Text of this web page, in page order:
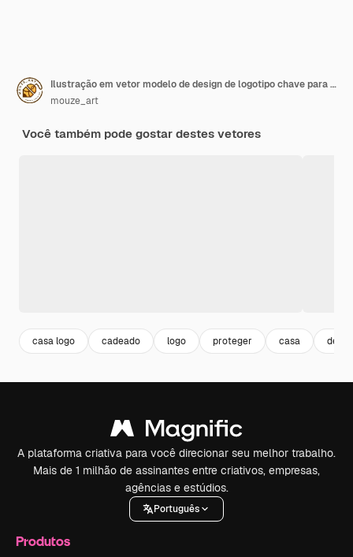
Ilustração em vetor modelo de design de logotipo chave para casa
mouze_art
Você também pode gostar destes vetores
casa logo cadeado logo proteger casa
A plataforma criativa para você direcionar seu melhor trabalho.
Mais de 1 milhão de assinantes entre criativos, empresas,
agências e estúdios.
Português
Produtos